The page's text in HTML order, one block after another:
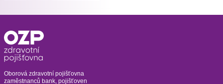
Oborová zdravotní pojišťovna
zaměstnanců bank, pojišťoven